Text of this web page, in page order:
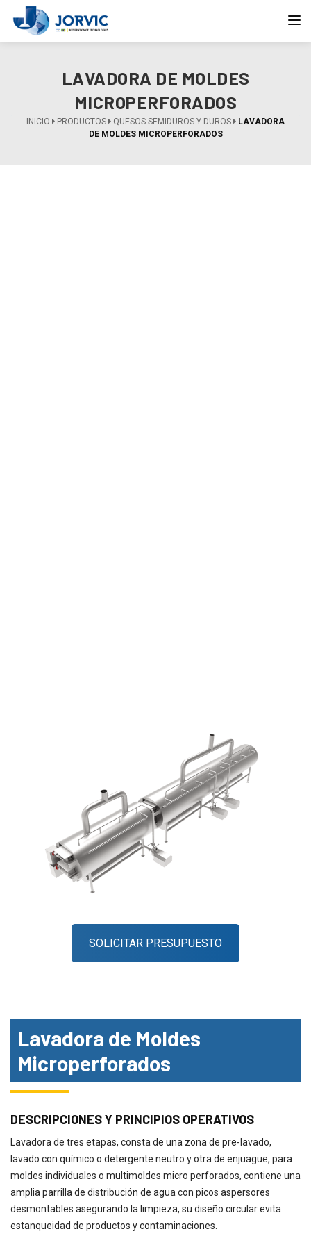
LAVADORA DE MOLDES
MICROPERFORADOS
INICIO PRODUCTOS QUESOS SEMIDUROS Y DUROS
LAVADORA
DE MOLDES MICROPERFORADOS
SOLICITAR PRESUPUESTO
Lavadora de Moldes
Microperforados
DESCRIPCIONES Y PRINCIPIOS OPERATIVOS
Lavadora de tres etapas, consta de una zona de pre-lavado,
lavado con químico o detergente neutro y otra de enjuague, para
moldes individuales o multimoldes micro perforados, contiene una
amplia parrilla de distribución de agua con picos aspersores
desmontables asegurando la limpieza, su diseño circular evita
estanqueidad de productos y contaminaciones.